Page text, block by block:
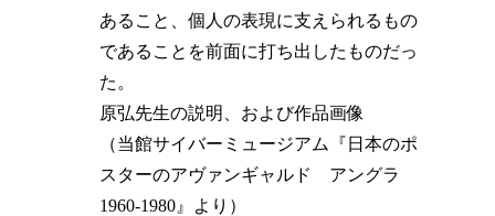
あること、個人の表現に支えられるもの
であることを前面に打ち出したものだっ
た。
原弘先生の説明、および作品画像
（当館サイバーミュージアム『日本のポ
スターのアヴァンギャルド アングラ
1960-1980』より）